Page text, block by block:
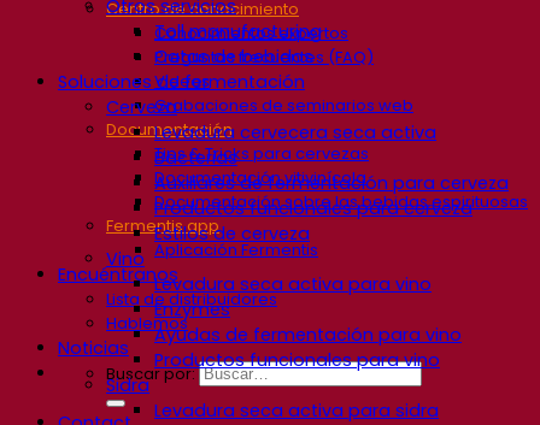
Centro de conocimiento
Conocimientos expertos
Preguntas frecuentes (FAQ)
Videos
Grabaciones de seminarios web
Documentación
Tips & Tricks para cervezas
Documentación vitivinícola
Documentación sobre las bebidas espirituosas
Fermentis app
Aplicación Fermentis
Encuéntranos
Lista de distribuidores
Hablemos
Noticias
Buscar por:
Otros servicios
Toll manufacturing
Catas de bebidas
Soluciones de fermentación
Cerveza
Levadura cervecera seca activa
Bacterias
Auxiliares de fermentación para cerveza
Productos funcionales para cerveza
Estilos de cerveza
Vino
Levadura seca activa para vino
Enzymes
Ayudas de fermentación para vino
Productos funcionales para vino
Sidra
Levadura seca activa para sidra